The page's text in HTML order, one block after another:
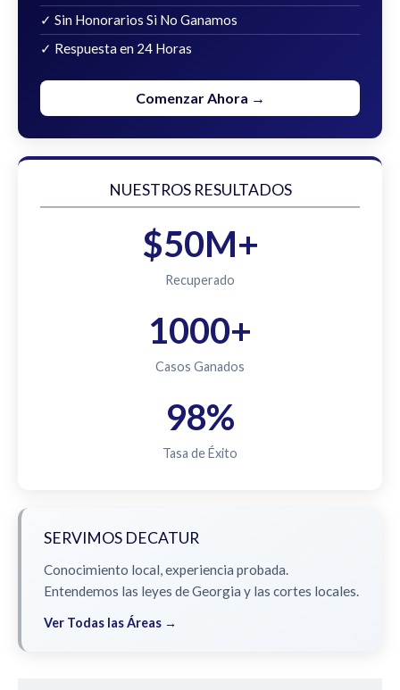
✓ Sin Honorarios Si No Ganamos
✓ Respuesta en 24 Horas
Comenzar Ahora →
NUESTROS RESULTADOS
$50M+
Recuperado
1000+
Casos Ganados
98%
Tasa de Éxito
SERVIMOS DECATUR
Conocimiento local, experiencia probada.
Entendemos las leyes de Georgia y las cortes locales.
Ver Todas las Áreas →